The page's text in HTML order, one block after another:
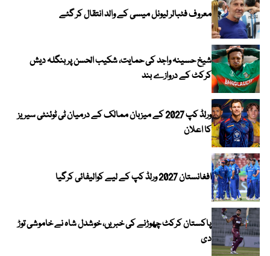
معروف فٹبالر لیونل میسی کے والد انتقال کر گئے
شیخ حسینہ واجد کی حمایت، شکیب الحسن پر بنگلہ دیش
کرکٹ کے دروازے بند
ورلڈ کپ 2027 کے میزبان ممالک کے درمیان ٹی ٹوئنٹی سیریز
کا اعلان
افغانستان 2027 ورلڈ کپ کے لیے کوالیفائی کرگیا
پاکستان کرکٹ چھوڑنے کی خبریں، خوشدل شاہ نے خاموشی توڑ
دی